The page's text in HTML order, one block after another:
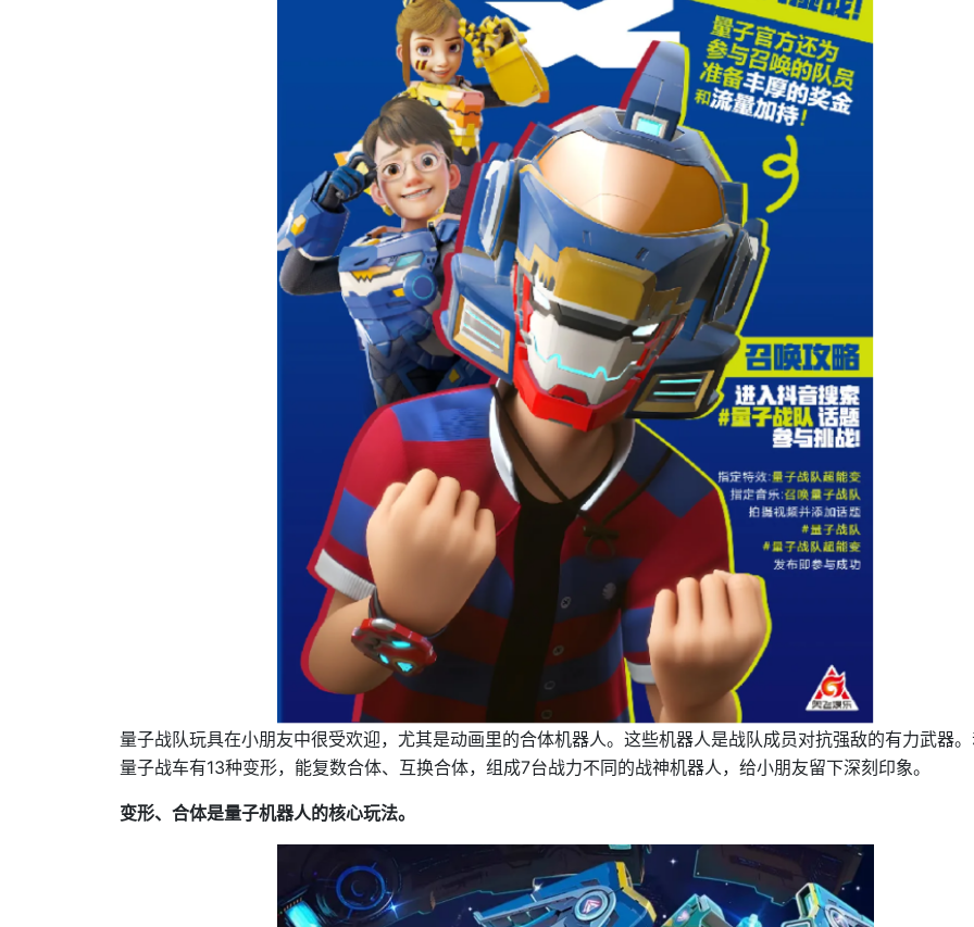
量子战队玩具在小朋友中很受欢迎，尤其是动画里的合体机器人。这些机器人是战队成员对抗强敌的有力武器
量子战车有13种变形，能复数合体、互换合体，组成7台战力不同的战神机器人，给小朋友留下深刻印象。
变形、合体是量子机器人的核心玩法。